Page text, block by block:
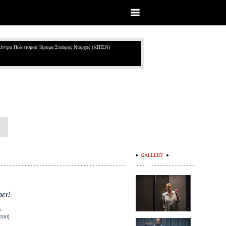
Πολιτισμού Ίδρυμα Σταύρος Νιάρχος (ΚΠΙΣΝ)
GALLERY